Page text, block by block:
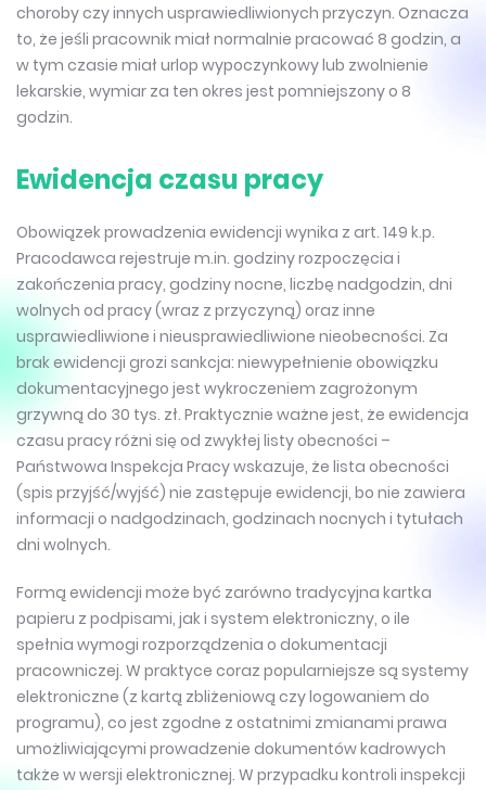
choroby czy innych usprawiedliwionych przyczyn. Oznacza
to, że jeśli pracownik miał normalnie pracować 8 godzin, a
w tym czasie miał urlop wypoczynkowy lub zwolnienie
lekarskie, wymiar za ten okres jest pomniejszony o 8
godzin.
Ewidencja czasu pracy
Obowiązek prowadzenia ewidencji wynika z art. 149 k.p.
Pracodawca rejestruje m.in. godziny rozpoczęcia i
zakończenia pracy, godziny nocne, liczbę nadgodzin, dni
wolnych od pracy (wraz z przyczyną) oraz inne
usprawiedliwione i nieusprawiedliwione nieobecności. Za
brak ewidencji grozi sankcja: niewypełnienie obowiązku
dokumentacyjnego jest wykroczeniem zagrożonym
grzywną do 30 tys. zł. Praktycznie ważne jest, że ewidencja
czasu pracy różni się od zwykłej listy obecności –
Państwowa Inspekcja Pracy wskazuje, że lista obecności
(spis przyjść/wyjść) nie zastępuje ewidencji, bo nie zawiera
informacji o nadgodzinach, godzinach nocnych i tytułach
dni wolnych.
Formą ewidencji może być zarówno tradycyjna kartka
papieru z podpisami, jak i system elektroniczny, o ile
spełnia wymogi rozporządzenia o dokumentacji
pracowniczej. W praktyce coraz popularniejsze są systemy
elektroniczne (z kartą zbliżeniową czy logowaniem do
programu), co jest zgodne z ostatnimi zmianami prawa
umożliwiającymi prowadzenie dokumentów kadrowych
także w wersji elektronicznej. W przypadku kontroli inspekcji